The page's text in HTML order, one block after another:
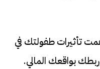
تأثيرات طفولتك في
بواقعك المالي.